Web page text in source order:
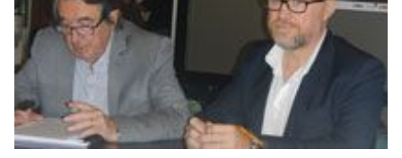
RICERCA
ECONOMIA
TURISMO